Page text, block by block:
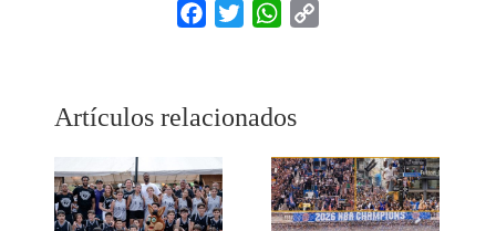
Facebook
Twitter WhatsApp
Artículos relacionados